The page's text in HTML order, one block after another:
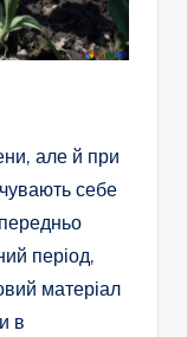
але й при
себе
період,
матеріал
в